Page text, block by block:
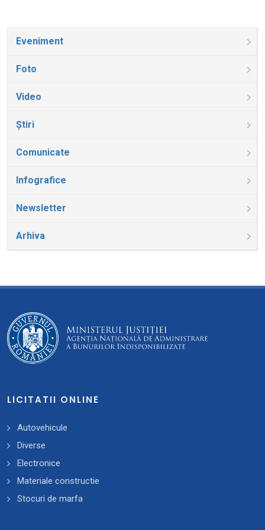
Eveniment
Foto
Video
Știri
Comunicate
Infografice
Newsletter
Arhiva
LICITATII ONLINE
Autovehicule
Diverse
Electronice
Materiale constructie
Stocuri de marfa